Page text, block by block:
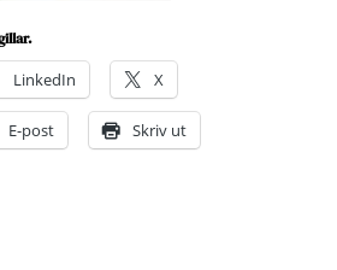
LinkedIn X
E-post Skriv ut